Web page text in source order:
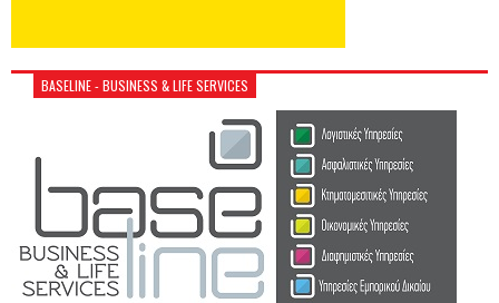
BASELINE - BUSINESS & LIFE SERVICES